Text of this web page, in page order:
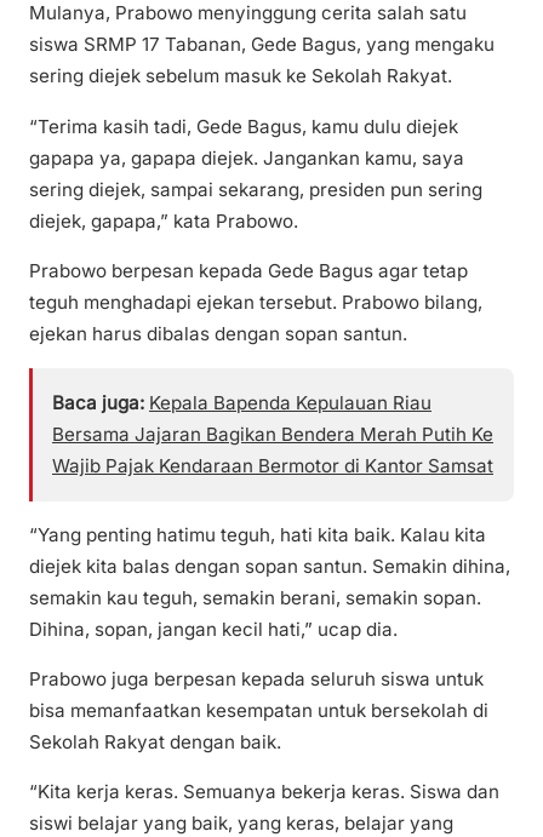
Mulanya, Prabowo menyinggung cerita salah satu
siswa SRMP 17 Tabanan, Gede Bagus, yang mengaku
sering diejek sebelum masuk ke Sekolah Rakyat.
“Terima kasih tadi, Gede Bagus, kamu dulu diejek
gapapa ya, gapapa diejek. Jangankan kamu, saya
sering diejek, sampai sekarang, presiden pun sering
diejek, gapapa,” kata Prabowo.
Prabowo berpesan kepada Gede Bagus agar tetap
teguh menghadapi ejekan tersebut. Prabowo bilang,
ejekan harus dibalas dengan sopan santun.
Baca juga: Kepala Bapenda Kepulauan Riau
Bersama Jajaran Bagikan Bendera Merah Putih Ke
Wajib Pajak Kendaraan Bermotor di Kantor Samsat
“Yang penting hatimu teguh, hati kita baik. Kalau kita
diejek kita balas dengan sopan santun. Semakin dihina,
semakin kau teguh, semakin berani, semakin sopan.
Dihina, sopan, jangan kecil hati,” ucap dia.
Prabowo juga berpesan kepada seluruh siswa untuk
bisa memanfaatkan kesempatan untuk bersekolah di
Sekolah Rakyat dengan baik.
“Kita kerja keras. Semuanya bekerja keras. Siswa dan
siswi belajar yang baik, yang keras, belajar yang